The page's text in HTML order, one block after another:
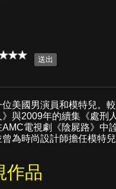
美國男演員和模特兒。
與2009年的續集《處刑
電視劇《陰屍路》中
為時尚設計師擔任模特兒
作品